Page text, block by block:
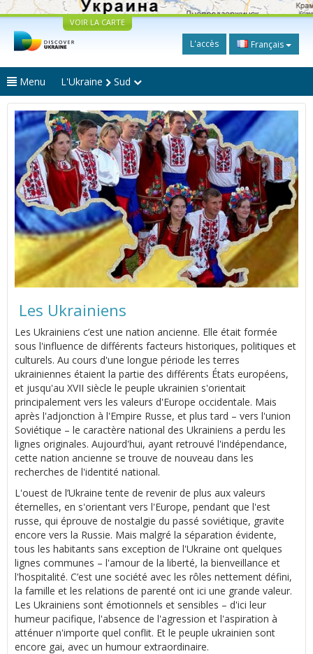
VOIR LA CARTE
L'accès Français
Menu L'Ukraine Sud
Les Ukrainiens
Les Ukrainiens c’est une nation ancienne. Elle était formée
sous l'influence de différents facteurs historiques, politiques et
culturels. Au cours d'une longue période les terres
ukrainiennes étaient la partie des différents États européens,
et jusqu'au XVII siècle le peuple ukrainien s'orientait
principalement vers les valeurs d'Europe occidentale. Mais
après l'adjonction à l'Empire Russe, et plus tard – vers l'union
Soviétique – le caractère national des Ukrainiens a perdu les
lignes originales. Aujourd'hui, ayant retrouvé l'indépendance,
cette nation ancienne se trouve de nouveau dans les
recherches de l'identité national.
L'ouest de l’Ukraine tente de revenir de plus aux valeurs
éternelles, en s'orientant vers l'Europe, pendant que l'est
russe, qui éprouve de nostalgie du passé soviétique, gravite
encore vers la Russie. Mais malgré la séparation évidente,
tous les habitants sans exception de l'Ukraine ont quelques
lignes communes – l'amour de la liberté, la bienveillance et
l'hospitalité. C’est une société avec les rôles nettement défini,
la famille et les relations de parenté ont ici une grande valeur.
Les Ukrainiens sont émotionnels et sensibles – d'ici leur
humeur pacifique, l'absence de l'agression et l'aspiration à
atténuer n'importe quel conflit. Et le peuple ukrainien sont
encore gai, avec un humour extraordinaire.